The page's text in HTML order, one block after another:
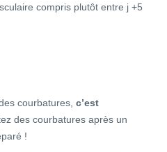
compris plutôt entre j +5
courbatures, c’est
des courbatures après un
!